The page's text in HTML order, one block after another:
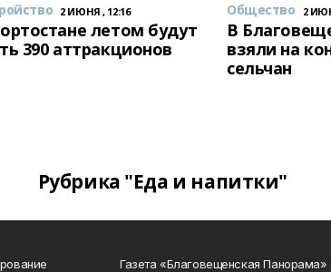
2 ИЮНЯ , 12:16
летом будут
390 аттракционов
Общество 2
В
взяли на
сельчан
Рубрика "Еда и напитки"
Газета «Благовещенская